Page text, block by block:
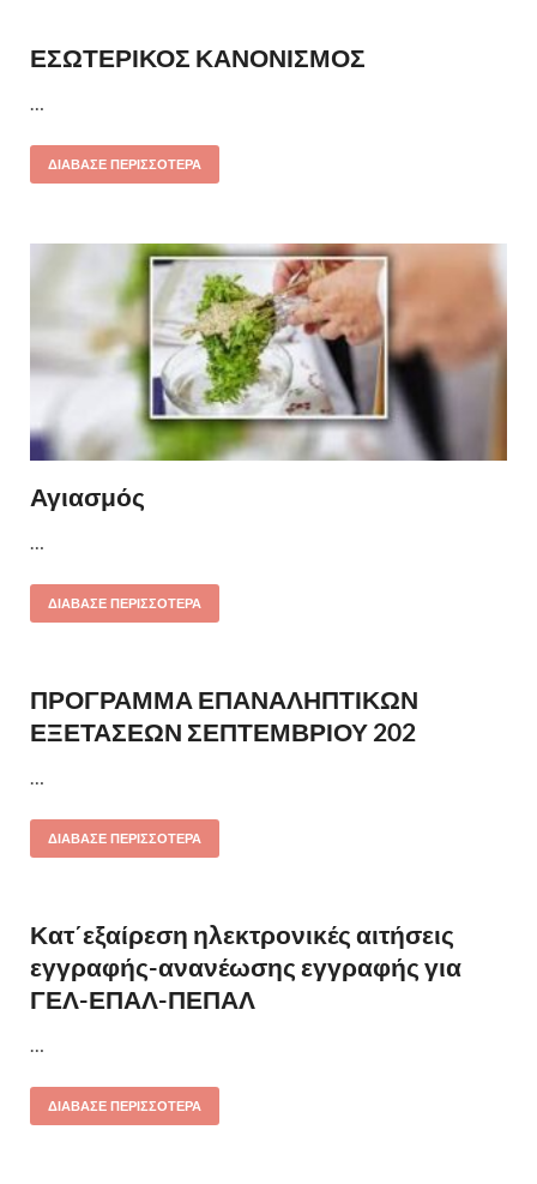
ΕΣΩΤΕΡΙΚΟΣ ΚΑΝΟΝΙΣΜΟΣ
…
ΔΙΆΒΑΣΕ ΠΕΡΙΣΣΌΤΕΡΑ
Αγιασμός
ΔΙΆΒΑΣΕ ΠΕΡΙΣΣΌΤΕΡΑ
ΠΡΟΓΡΑΜΜΑ ΕΠΑΝΑΛΗΠΤΙΚΩΝ
ΕΞΕΤΑΣΕΩΝ ΣΕΠΤΕΜΒΡΙΟΥ 202
ΔΙΆΒΑΣΕ ΠΕΡΙΣΣΌΤΕΡΑ
Κατ΄εξαίρεση ηλεκτρονικές αιτήσεις
εγγραφής-ανανέωσης εγγραφής για
ΓΕΛ-ΕΠΑΛ-ΠΕΠΑΛ
ΔΙΆΒΑΣΕ ΠΕΡΙΣΣΌΤΕΡΑ